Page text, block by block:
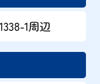
1周辺